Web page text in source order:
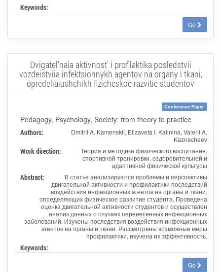
Keywords:
Go
Dvigatel'naia aktivnost' i profilaktika posledstvii
vozdeistviia infektsionnykh agentov na organy i tkani,
opredeliaiushchikh fizicheskoe razvitie studentov
Conference Paper
Pedagogy, Psychology, Society: from theory to practice
Authors:
Dmitrii A. Kamenskii, Elizaveta I. Kalinina, Valerii A.
Kaznacheev
Work direction:
Теория и методика физического воспитания,
спортивной тренировки, оздоровительной и
адаптивной физической культуры
Abstract:
В статье анализируются проблемы и перспективы
двигательной активности и профилактики последствий
воздействия инфекционных агентов на органы и ткани,
определяющих физическое развитие студента. Проведена
оценка двигательной активности студентов и осуществлен
анализ данных о случаях перенесенных инфекционных
заболеваний. Изучены последствия воздействия инфекционных
агентов на органы и ткани. Рассмотрены возможные меры
профилактики, изучена их эффективность.
Keywords:
Go